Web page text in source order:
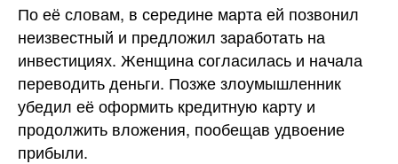
По её словам, в середине марта ей позвонил
неизвестный и предложил заработать на
инвестициях. Женщина согласилась и начала
переводить деньги. Позже злоумышленник
убедил её оформить кредитную карту и
продолжить вложения, пообещав удвоение
прибыли.